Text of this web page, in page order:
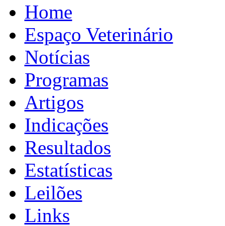
Home
Espaço Veterinário
Notícias
Programas
Artigos
Indicações
Resultados
Estatísticas
Leilões
Links